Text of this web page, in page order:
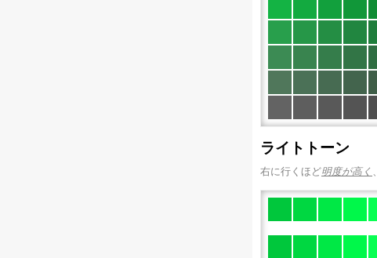
ライトトーン
右に行くほど明度が高く